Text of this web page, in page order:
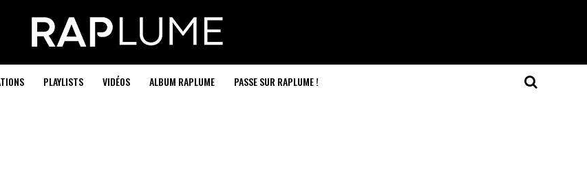
PLAYLISTS VIDÉOS ALBUM RAPLUME PASSE SUR RAPLUME !